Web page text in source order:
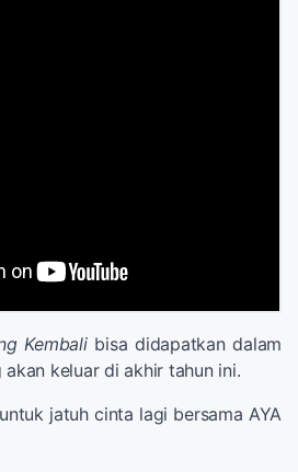
Kembalibisa didapatkan dalam
keluar di akhir tahun ini.
jatuh cinta lagi bersama AYA